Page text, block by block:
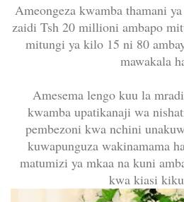
Ameongeza kwamba thamani
zaidi Tsh 20 millioni ambapo
mitungi ya kilo 15 ni 80
mawakala
Amesema lengo kuu la
kwamba upatikanaji wa
pembezoni kwa nchini
kuwapunguza wakinamama
matumizi ya mkaa na kuni
kwa kiasi